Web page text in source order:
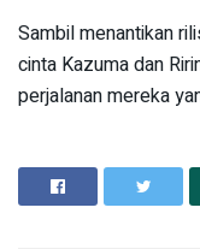
Sambil menantikan
cinta Kazuma dan
perjalanan mereka